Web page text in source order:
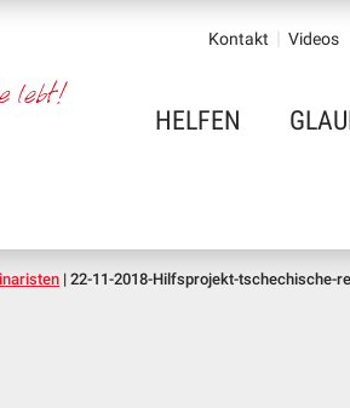
Kontakt Videos
HELFEN
| 22-11-2018-Hilfsprojekt-tschechische-